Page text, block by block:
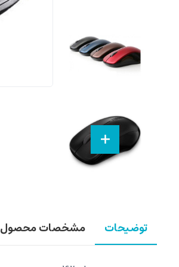
توضیحات مشخصات محصول